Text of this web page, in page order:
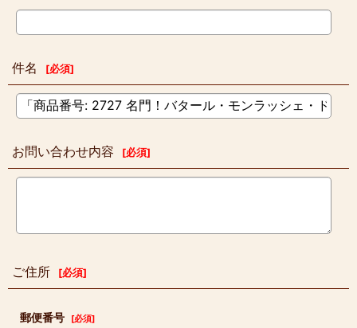
件名 [必須]
お問い合わせ内容 [必須]
ご住所 [必須]
郵便番号 [必須]